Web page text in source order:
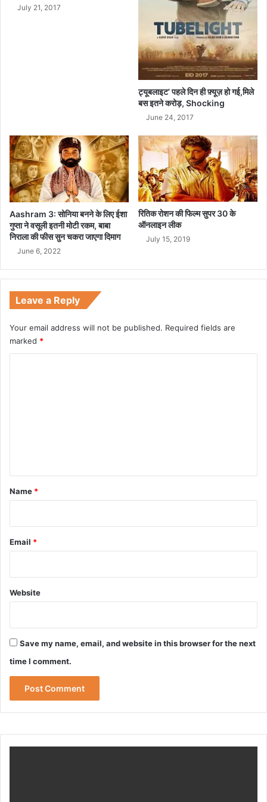
July 21, 2017
ट्यूबलाइट’ पहले दिन ही फ़्यूज़ हो गई,मिले
बस इतने करोड़, Shocking
June 24, 2017
Aashram 3: सोनिया बनने के लिए ईशा
गुप्ता ने वसूली इतनी मोटी रकम, बाबा
निराला की फीस सुन चकरा जाएगा दिमाग
June 6, 2022
रितिक रोशन की फिल्म सुपर 30 के
ऑनलाइन लीक
July 15, 2019
Leave a Reply
Your email address will not be published. Required fields are
marked *
*
Name *
Email *
Website
Save my name, email, and website in this browser for the next
time I comment.